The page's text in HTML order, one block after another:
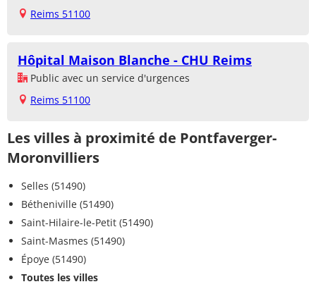
Reims 51100
Hôpital Maison Blanche - CHU Reims
Public avec un service d'urgences
Reims 51100
Les villes à proximité de Pontfaverger-
Moronvilliers
Selles (51490)
Bétheniville (51490)
Saint-Hilaire-le-Petit (51490)
Saint-Masmes (51490)
Époye (51490)
Toutes les villes